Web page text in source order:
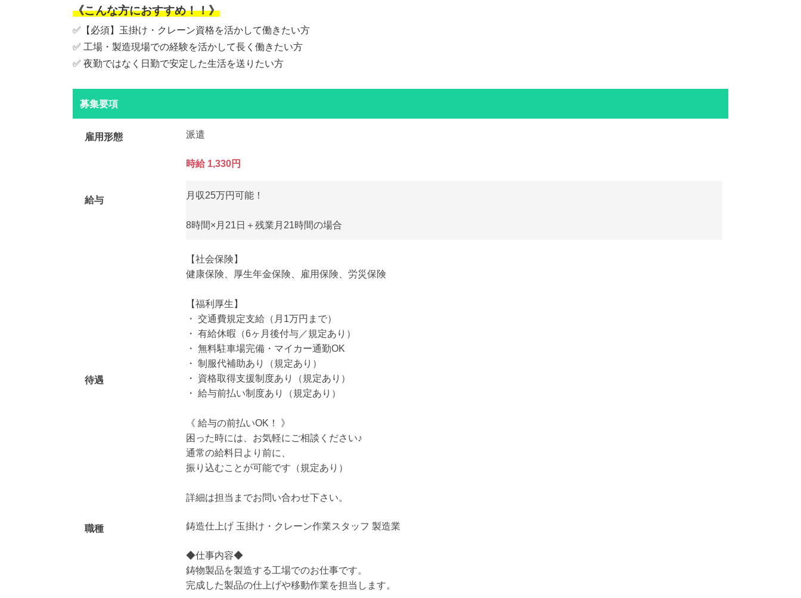
《こんな方におすすめ！！》
✅【必須】玉掛け・クレーン資格を活かして働きたい方
✅ 工場・製造現場での経験を活かして長く働きたい方
✅ 夜勤ではなく日勤で安定した生活を送りたい方
募集要項
雇用形態 派遣
給与
時給 1,330円
月収25万円可能！
8時間×月21日＋残業月21時間の場合
待遇
【社会保険】
健康保険、厚生年金保険、雇用保険、労災保険
【福利厚生】
・ 交通費規定支給（月1万円まで）
・ 有給休暇（6ヶ月後付与／規定あり）
・ 無料駐車場完備・マイカー通勤OK
・ 制服代補助あり（規定あり）
・ 資格取得支援制度あり（規定あり）
・ 給与前払い制度あり（規定あり）
《 給与の前払いOK！ 》
困った時には、お気軽にご相談ください♪
通常の給料日より前に、
振り込むことが可能です（規定あり）
詳細は担当までお問い合わせ下さい。
職種 鋳造仕上げ 玉掛け・クレーン作業スタッフ 製造業
◆仕事内容◆
鋳物製品を製造する工場でのお仕事です。
完成した製品の仕上げや移動作業を担当します。